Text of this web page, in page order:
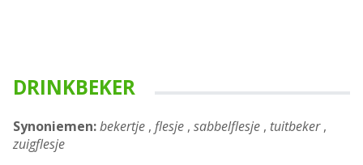
DRINKBEKER
Synoniemen:bekertje , flesje , sabbelflesje , tuitbeker,
zuigflesje